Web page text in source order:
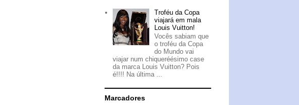
Troféu da Copa
viajará em mala
Louis Vuitton!
Vocês sabiam que
o troféu da Copa
do Mundo vai
viajar num chiqueréésimo case
da marca Louis Vuitton? Pois
é!!!! Na última ...
Marcadores